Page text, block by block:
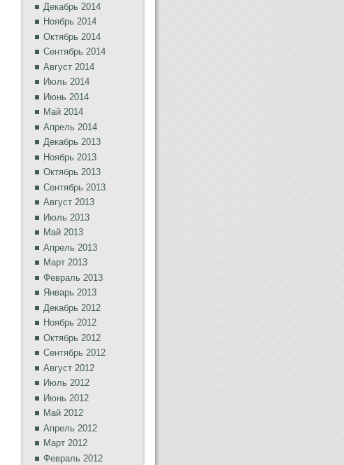
Декабрь 2014
Ноябрь 2014
Октябрь 2014
Сентябрь 2014
Август 2014
Июль 2014
Июнь 2014
Май 2014
Апрель 2014
Декабрь 2013
Ноябрь 2013
Октябрь 2013
Сентябрь 2013
Август 2013
Июль 2013
Май 2013
Апрель 2013
Март 2013
Февраль 2013
Январь 2013
Декабрь 2012
Ноябрь 2012
Октябрь 2012
Сентябрь 2012
Август 2012
Июль 2012
Июнь 2012
Май 2012
Апрель 2012
Март 2012
Февраль 2012